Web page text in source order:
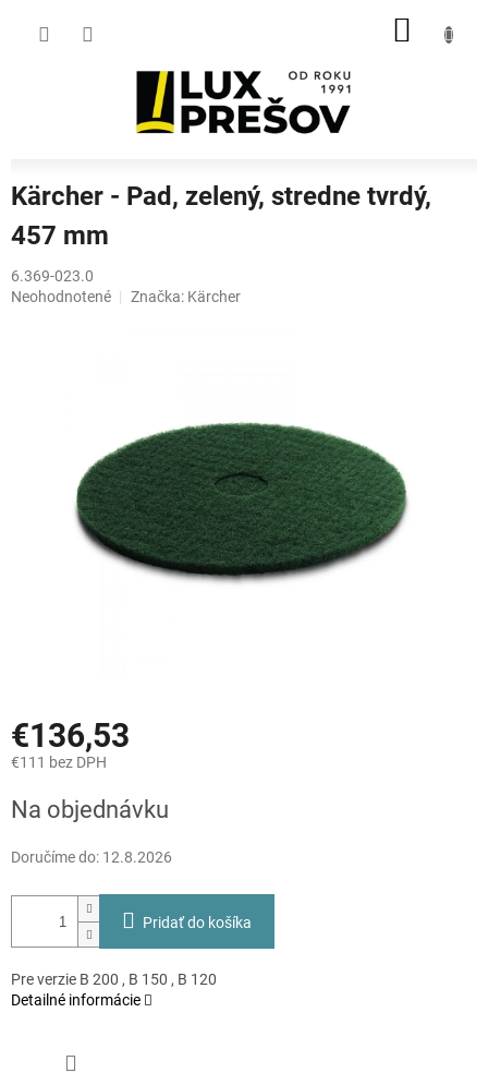
Kärcher - Pad, zelený, stredne tvrdý,
457 mm
6.369-023.0
Priemerné
Neohodnotené Značka: Kärcher
€136,53
€111 bez DPH
cena:
Na objednávku
Doručíme do: 12.8.2026
Pridať do košíka
Pre verzie B 200 , B 150 , B 120
Detailné informácie